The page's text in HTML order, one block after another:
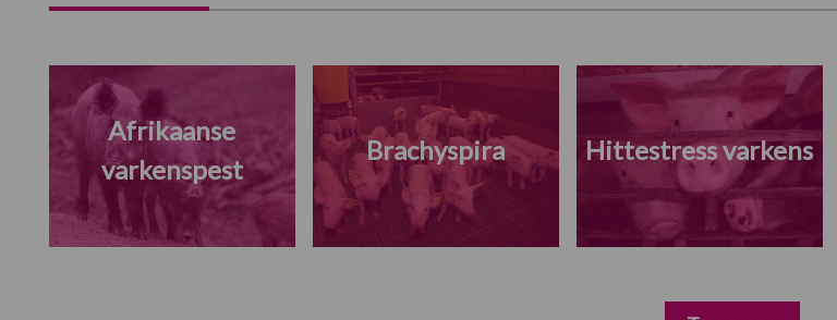
Afrikaanse
varkenspest
Brachyspira Hittestress varkens